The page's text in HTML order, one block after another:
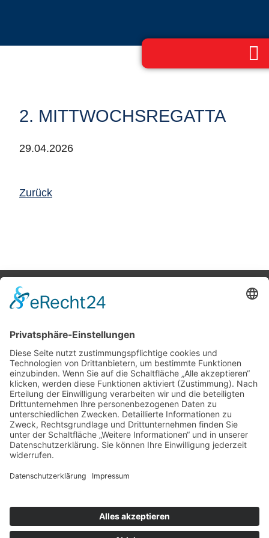
2. MITTWOCHSREGATTA
29.04.2026
Zurück
Potsdamer Yacht Club e. V.
14109 Berlin
Tel: +49 30 805 35 58
KONTAKT|IMPRESSUM|DATENSCHUTZ